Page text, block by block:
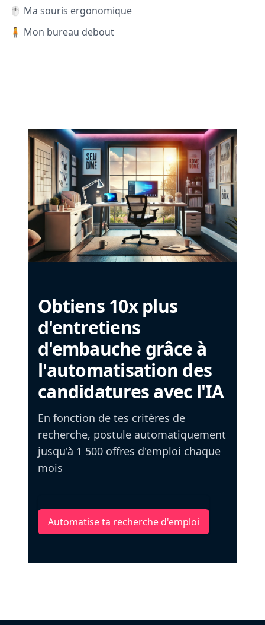
🖱️ Ma souris ergonomique
🧍 Mon bureau debout
Obtiens 10x plus
d'entretiens
d'embauche grâce à
l'automatisation des
candidatures avec l'IA
En fonction de tes critères de
recherche, postule automatiquement
jusqu'à 1 500 offres d'emploi chaque
mois
Automatise ta recherche d'emploi